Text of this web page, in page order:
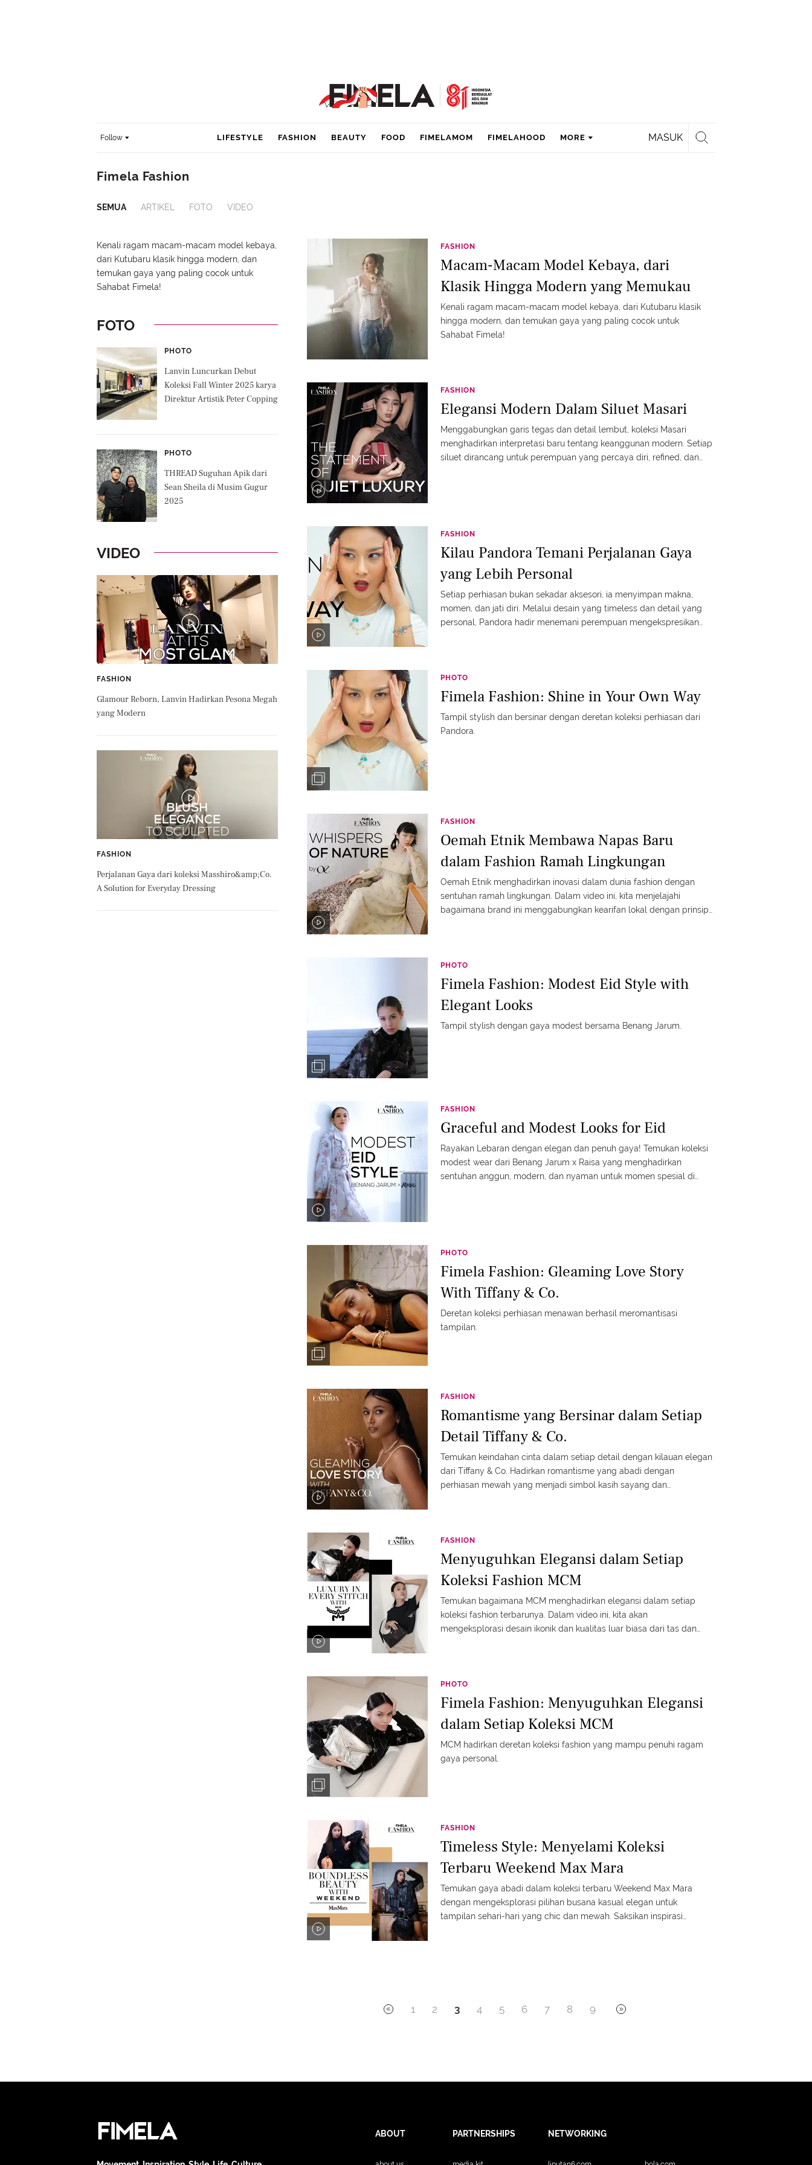
Follow MASUK
LIFESTYLE FASHION BEAUTY FOOD FIMELAMOM FIMELAHOOD MORE
Fimela Fashion
SEMUA ARTIKEL FOTO VIDEO
Kenali ragam macam-macam model kebaya,
dari Kutubaru klasik hingga modern, dan
temukan gaya yang paling cocok untuk
Sahabat Fimela!
FOTO
PHOTO
Lanvin Luncurkan Debut
Koleksi Fall Winter 2025 karya
Direktur Artistik Peter Copping
PHOTO
THREAD Suguhan Apik dari
Sean Sheila di Musim Gugur
2025
VIDEO
FASHION
Glamour Reborn, Lanvin Hadirkan Pesona Megah
yang Modern
FASHION
Perjalanan Gaya dari koleksi Masshiro&amp;Co.
A Solution for Everyday Dressing
FASHION
Macam-Macam Model Kebaya, dari
Klasik Hingga Modern yang Memukau
Kenali ragam macam-macam model kebaya, dari Kutubaru klasik
hingga modern, dan temukan gaya yang paling cocok untuk
Sahabat Fimela!
FASHION
Elegansi Modern Dalam Siluet Masari
Menggabungkan garis tegas dan detail lembut, koleksi Masari
menghadirkan interpretasi baru tentang keanggunan modern. Setiap
siluet dirancang untuk perempuan yang percaya diri, refined, dan
FASHION
Kilau Pandora Temani Perjalanan Gaya
yang Lebih Personal
Setiap perhiasan bukan sekadar aksesori, ia menyimpan makna,
momen, dan jati diri. Melalui desain yang timeless dan detail yang
personal, Pandora hadir menemani perempuan mengekspresikan
PHOTO
Fimela Fashion: Shine in Your Own Way
Tampil stylish dan bersinar dengan deretan koleksi perhiasan dari
Pandora.
FASHION
Oemah Etnik Membawa Napas Baru
dalam Fashion Ramah Lingkungan
Oemah Etnik menghadirkan inovasi dalam dunia fashion dengan
sentuhan ramah lingkungan. Dalam video ini, kita menjelajahi
bagaimana brand ini menggabungkan kearifan lokal dengan prinsip
#fimelafashion #fmlmmd
PHOTO
Fimela Fashion: Modest Eid Style with
Elegant Looks
Tampil stylish dengan gaya modest bersama Benang Jarum.
FASHION
Graceful and Modest Looks for Eid
Rayakan Lebaran dengan elegan dan penuh gaya! Temukan koleksi
modest wear dari Benang Jarum x Raisa yang menghadirkan
sentuhan anggun, modern, dan nyaman untuk momen spesial di
PHOTO
Fimela Fashion: Gleaming Love Story
With Tiffany & Co.
Deretan koleksi perhiasan menawan berhasil meromantisasi
tampilan.
FASHION
Romantisme yang Bersinar dalam Setiap
Detail Tiffany & Co.
Temukan keindahan cinta dalam setiap detail dengan kilauan elegan
dari Tiffany & Co. Hadirkan romantisme yang abadi dengan
perhiasan mewah yang menjadi simbol kasih sayang dan
FASHION
Menyuguhkan Elegansi dalam Setiap
Koleksi Fashion MCM
Temukan bagaimana MCM menghadirkan elegansi dalam setiap
koleksi fashion terbarunya. Dalam video ini, kita akan
mengeksplorasi desain ikonik dan kualitas luar biasa dari tas dan
PHOTO
Fimela Fashion: Menyuguhkan Elegansi
dalam Setiap Koleksi MCM
MCM hadirkan deretan koleksi fashion yang mampu penuhi ragam
gaya personal.
FASHION
Timeless Style: Menyelami Koleksi
Terbaru Weekend Max Mara
Temukan gaya abadi dalam koleksi terbaru Weekend Max Mara
dengan mengeksplorasi pilihan busana kasual elegan untuk
tampilan sehari-hari yang chic dan mewah. Saksikan inspirasi
1 2 3 4 5 6 7 8 9
ABOUT PARTNERSHIPS NETWORKING